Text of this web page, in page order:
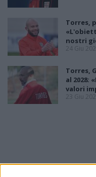
Torres,
nostri
24 Giu
Torres,
al 2028:
valori
23 Giu